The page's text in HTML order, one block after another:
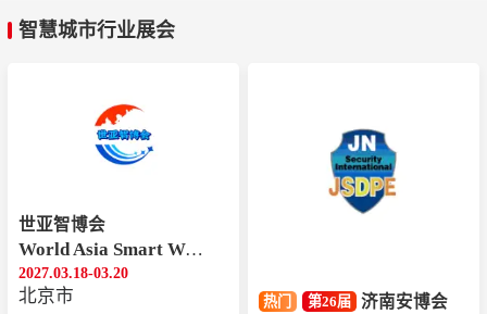
智慧城市行业展会
世亚智博会
World Asia Smart World Expo
2027.03.18-03.20
北京市 热门 第26届 济南安博会